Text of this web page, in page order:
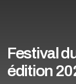
Festival
édition